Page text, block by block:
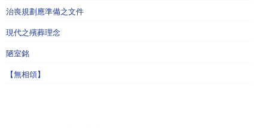
治喪規劃應準備之文件
現代之殯葬理念
陋室銘
【無相頌】